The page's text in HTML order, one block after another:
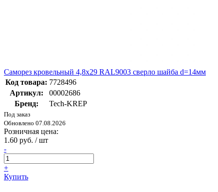
Саморез кровельный 4,8x29 RAL9003 сверло шайба d=14мм
Код товара: 7728496
Артикул:
00002686
Бренд:
Tech-KREP
Под заказ
Обновлено 07.08.2026
Розничная цена:
1.60 руб. / шт
-
+
Купить